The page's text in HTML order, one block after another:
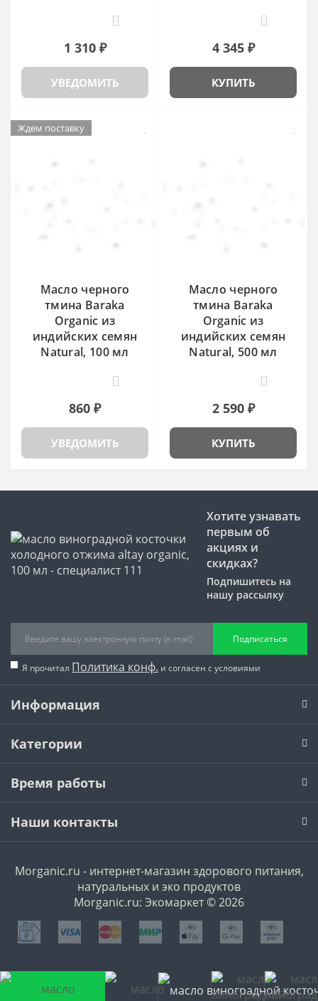
1 310 ₽
УВЕДОМИТЬ
4 345 ₽
КУПИТЬ
Ждем поставку
Масло черного
тмина Baraka
Organic из
индийских семян
Natural, 100 мл
860 ₽
УВЕДОМИТЬ
Масло черного
тмина Baraka
Organic из
индийских семян
Natural, 500 мл
2 590 ₽
КУПИТЬ
Хотите узнавать
первым об
акциях и
скидках?
Подпишитесь на
нашу рассылку
Подписаться
Я прочитал Политика конф. и согласен с условиями
Информация
Категории
Время работы
Наши контакты
Morganic.ru - интернет-магазин здорового питания,
натуральных и эко продуктов
Morganic.ru: Экомаркет © 2026